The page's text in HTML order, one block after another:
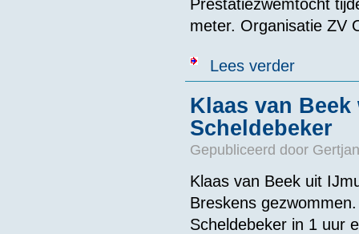
Prestatiezwemtocht
meter. Organisatie ZV
Lees verderover
Klaas van
Scheldebeker
Gepubliceerd door
Klaas van Beek uit
Breskens
Scheldebeker in 1 uur